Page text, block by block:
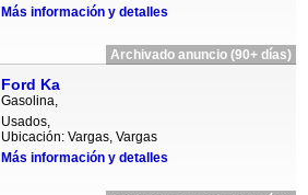
Más información y detalles
Archivado anuncio (90+ días)
Ford Ka
Gasolina,
Usados,
Ubicación: Vargas, Vargas
Más información y detalles